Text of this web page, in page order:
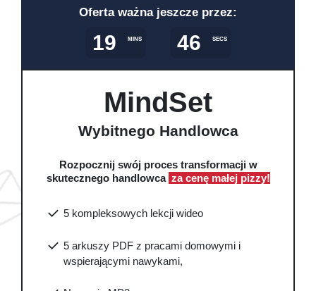
Oferta ważna jeszcze przez:
19 MINS 44 SECS
MindSet
Wybitnego Handlowca
Rozpocznij swój proces transformacji w
skutecznego handlowca za cenę małej pizzy!
5 kompleksowych lekcji wideo
5 arkuszy PDF z pracami domowymi i
wspierającymi nawykami,